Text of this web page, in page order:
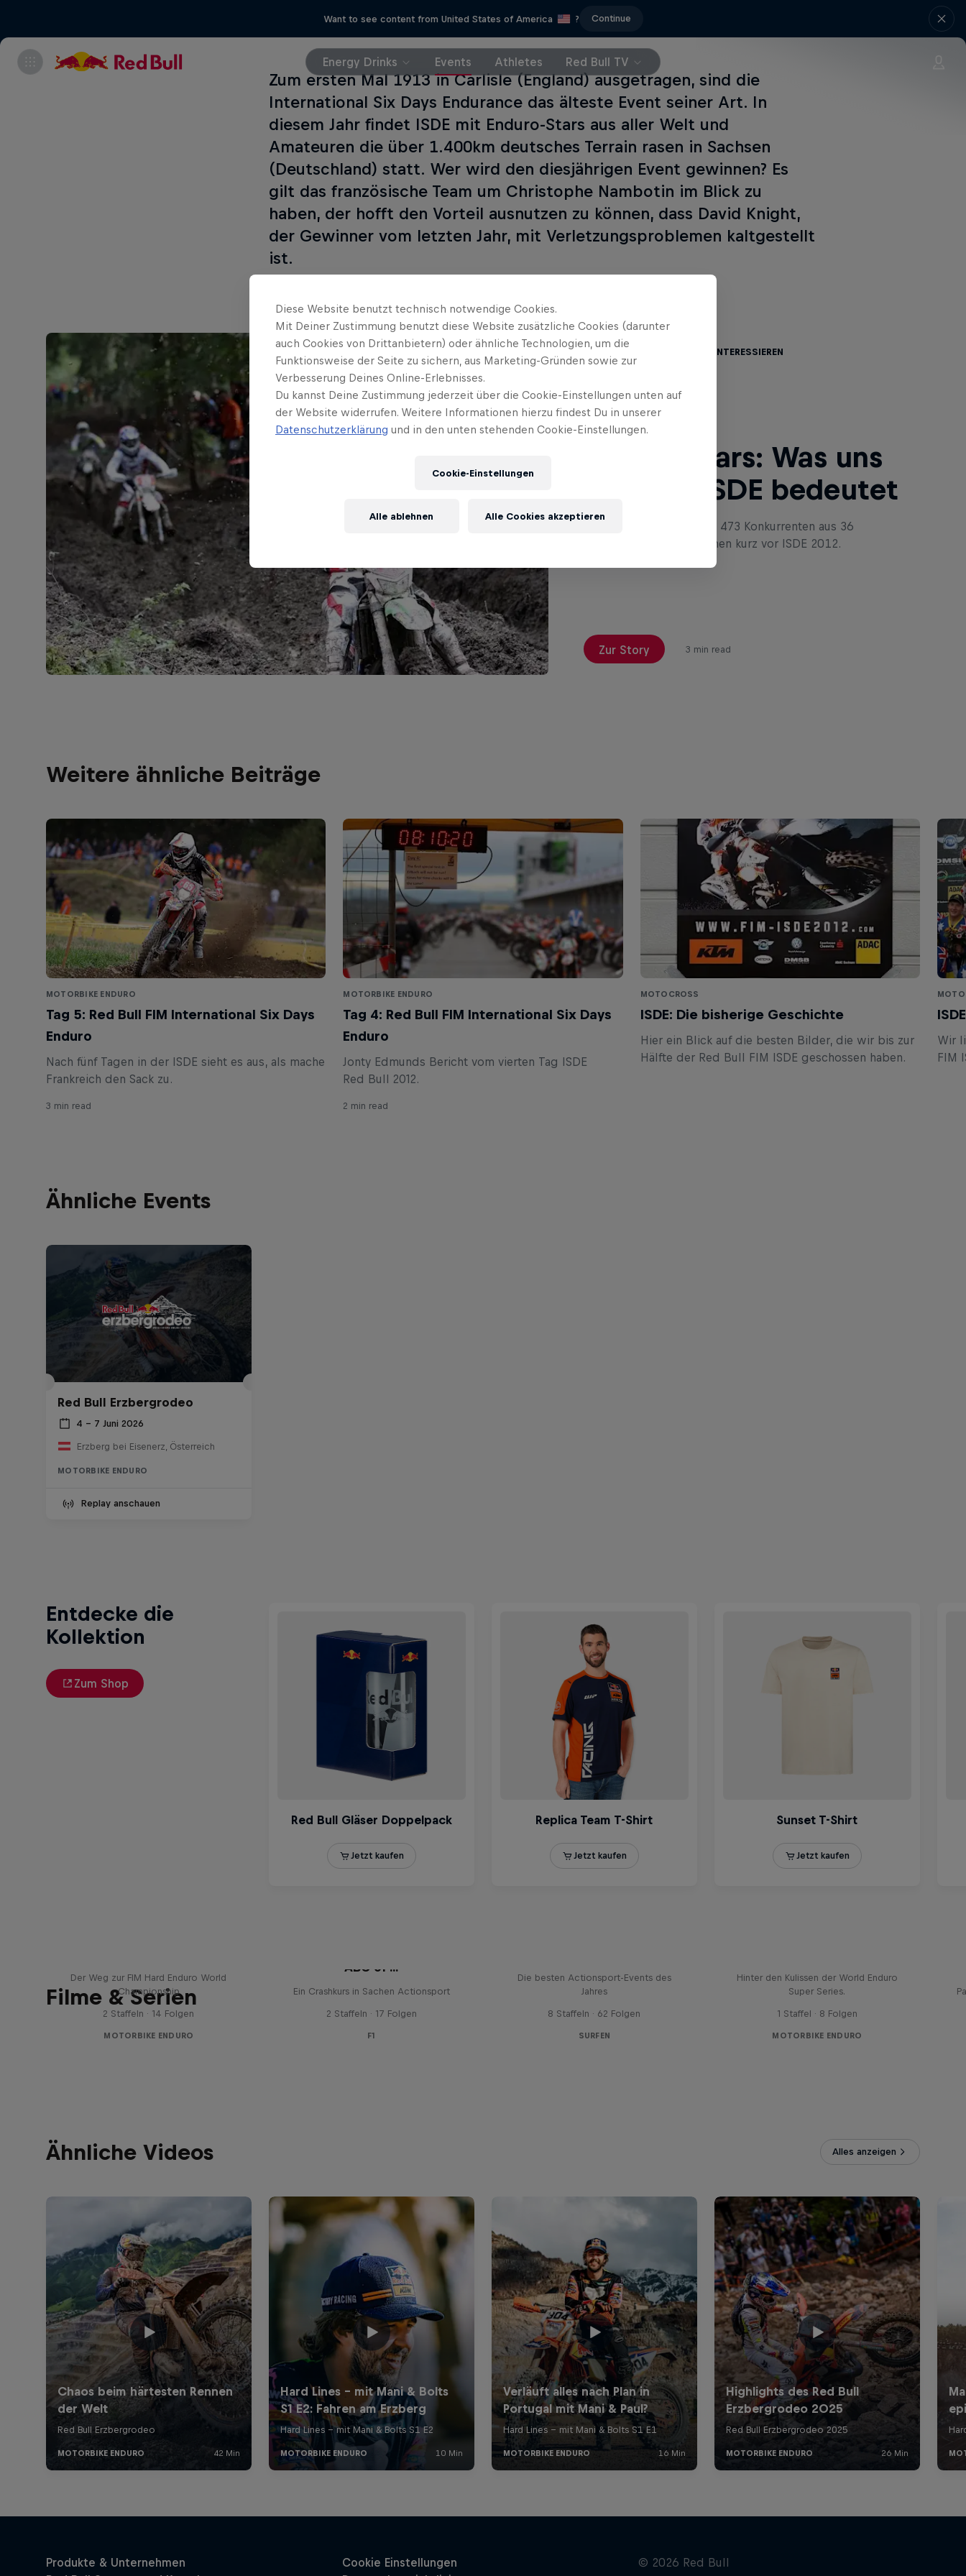
Want to see content from United States of America ? Continue
Energy Drinks Events Athletes Red Bull TV
Zum ersten Mal 1913 in Carlisle (England) ausgetragen, sind die
International Six Days Endurance das älteste Event seiner Art. In
diesem Jahr findet ISDE mit Enduro-Stars aus aller Welt und
Amateuren die über 1.400km deutsches Terrain rasen in Sachsen
(Deutschland) statt. Wer wird den diesjährigen Event gewinnen? Es
gilt das französische Team um Christophe Nambotin im Blick zu
haben, der hofft den Vorteil ausnutzen zu können, dass David Knight,
der Gewinner vom letzten Jahr, mit Verletzungsproblemen kaltgestellt
ist.
Das könnte dich auch interessieren
Enduro Stars: Was uns
Red Bull ISDE bedeutet
Nervenflattern unter den 473 Konkurrenten aus 36
unterschiedlichen Nationen kurz vor ISDE 2012.
Zur Story 3 min read
Weitere ähnliche Beiträge
MOTORBIKE ENDURO
Tag 5: Red Bull FIM International Six Days
Enduro
Nach fünf Tagen in der ISDE sieht es aus, als mache
3 min read
MOTORBIKE ENDURO
Tag 4: Red Bull FIM International Six Days
Enduro
Jonty Edmunds Bericht vom vierten Tag ISDE
2 min read
MOTOCROSS
ISDE: Die bisherige Geschichte
Hier ein Blick auf die besten Bilder, die wir bis zur
Hälfte der Red Bull FIM ISDE geschossen haben.
Wir
FIM
Ähnliche Events
Red Bull Erzbergrodeo
4 – 7 Juni 2026
Erzberg bei Eisenerz, Österreich
MOTORBIKE ENDURO
Replay anschauen
Entdecke die
Kollektion
Zum Shop
Filme & Serien
Der Weg zur FIM Hard Enduro World
Championship
2 Staffeln · 14 Folgen
MOTORBIKE ENDURO
ABC of ...
Ein Crashkurs in Sachen Actionsport
2 Staffeln · 17 Folgen
F1
Die besten Actionsport-Events des
Jahres
8 Staffeln · 62 Folgen
SURFEN
Hinter den Kulissen der World Enduro
Super Series.
1 Staffel · 8 Folgen
MOTORBIKE ENDURO
Ähnliche Videos Alles anzeigen
Diese Website benutzt technisch notwendige Cookies.
Mit Deiner Zustimmung benutzt diese Website zusätzliche Cookies (darunter
auch Cookies von Drittanbietern) oder ähnliche Technologien, um die
Funktionsweise der Seite zu sichern, aus Marketing-Gründen sowie zur
Verbesserung Deines Online-Erlebnisses.
Du kannst Deine Zustimmung jederzeit über die Cookie-Einstellungen unten auf
der Website widerrufen. Weitere Informationen hierzu findest Du in unserer
Datenschutzerklärung und in den unten stehenden Cookie-Einstellungen.
Cookie-Einstellungen
Alle ablehnen Alle Cookies akzeptieren